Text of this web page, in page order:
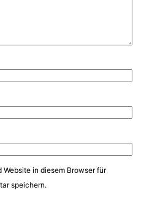
in diesem Browser für
speichern.